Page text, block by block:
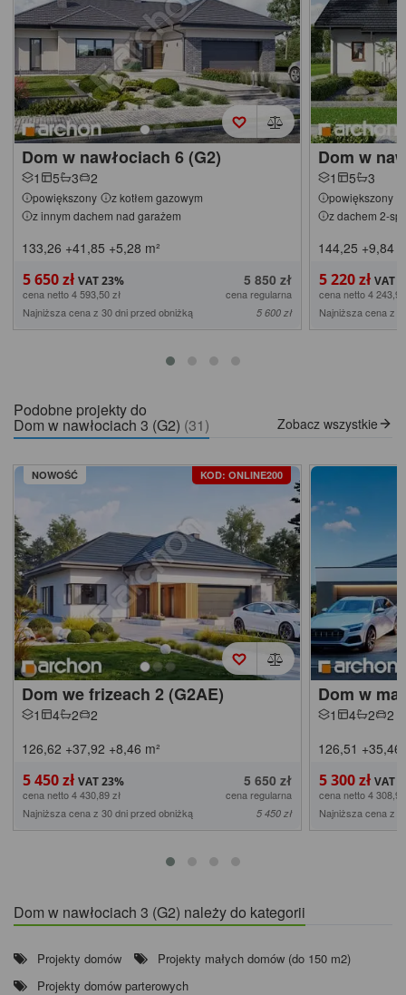
Dom w nawłociach 6 (G2)
1 5 3 2
powiększony
z kotłem gazowym
z innym dachem nad garażem
133,26 +41,85 +5,28 m²
5 650 zł 5 850 zł
cena netto 4 593,50 zł
cena regularna
Najniższa cena z 30 dni przed obniżką
5 600 zł
Dom w
1 5 3
powiększony
z dachem 2-
144,25 +9,84
5 220 zł
cena netto 4
Najniższa cena z
Podobne projekty do
Dom w nawłociach 3 (G2) (31) Zobacz wszystkie
NOWOŚĆ KOD: ONLINE200
Dom we frizeach 2 (G2AE)
1 4 2
2
126,62 +37,92 +8,46 m²
5 450 zł 5 650 zł
cena netto 4 430,89 zł
cena regularna
Najniższa cena z 30 dni przed obniżką
5 450 zł
Dom w
1 4 2
2
126,51 +35,46
5 300 zł
cena netto 4
Najniższa cena z
Dom w nawłociach 3 (G2) należy do kategorii
Projekty domów
Projekty małych domów (do 150 m2)
Projekty domów parterowych